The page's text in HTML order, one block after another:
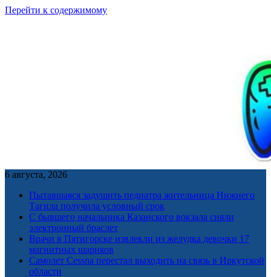
Перейти к содержимому
6 августа, 2026
Пытавшаяся задушить педиатра жительница Нижнего
Тагила получила условный срок
С бывшего начальника Казанского вокзала сняли
электронный браслет
Врачи в Пятигорске извлекли из желудка девочки 17
магнитных шариков
Самолет Cessna перестал выходить на связь в Иркутской
области